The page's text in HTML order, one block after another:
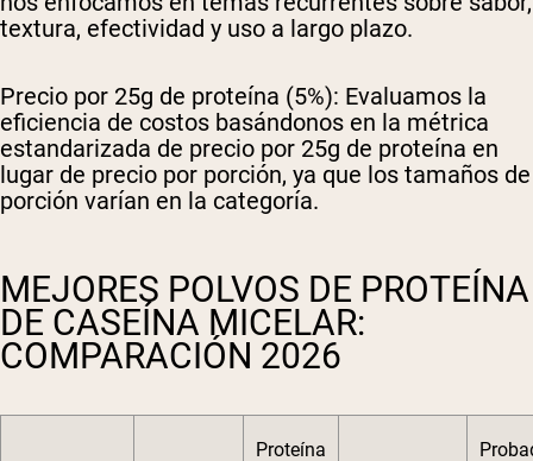
textura, efectividad y uso a largo plazo.
Precio por 25g de proteína (5%): Evaluamos la
eficiencia de costos basándonos en la métrica
estandarizada de precio por 25g de proteína en
lugar de precio por porción, ya que los tamaños de
porción varían en la categoría.
MEJORES POLVOS DE PROTEÍNA
DE CASEÍNA MICELAR:
COMPARACIÓN 2026
Proteína